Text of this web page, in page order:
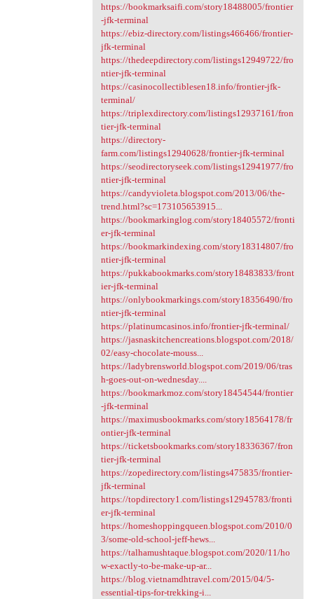
https://bookmarksaifi.com/story18488005/frontier
-jfk-terminal
https://ebiz-directory.com/listings466466/frontier-
jfk-terminal
https://thedeepdirectory.com/listings12949722/fro
ntier-jfk-terminal
https://casinocollectiblesen18.info/frontier-jfk-
terminal/
https://triplexdirectory.com/listings12937161/fron
tier-jfk-terminal
https://directory-
farm.com/listings12940628/frontier-jfk-terminal
https://seodirectoryseek.com/listings12941977/fro
ntier-jfk-terminal
https://candyvioleta.blogspot.com/2013/06/the-
trend.html?sc=173105653915...
https://bookmarkinglog.com/story18405572/fronti
er-jfk-terminal
https://bookmarkindexing.com/story18314807/fro
ntier-jfk-terminal
https://pukkabookmarks.com/story18483833/front
ier-jfk-terminal
https://onlybookmarkings.com/story18356490/fro
ntier-jfk-terminal
https://platinumcasinos.info/frontier-jfk-terminal/
https://jasnaskitchencreations.blogspot.com/2018/
02/easy-chocolate-mouss...
https://ladybrensworld.blogspot.com/2019/06/tras
h-goes-out-on-wednesday....
https://bookmarkmoz.com/story18454544/frontier
-jfk-terminal
https://maximusbookmarks.com/story18564178/fr
ontier-jfk-terminal
https://ticketsbookmarks.com/story18336367/fron
tier-jfk-terminal
https://zopedirectory.com/listings475835/frontier-
jfk-terminal
https://topdirectory1.com/listings12945783/fronti
er-jfk-terminal
https://homeshoppingqueen.blogspot.com/2010/0
3/some-old-school-jeff-hews...
https://talhamushtaque.blogspot.com/2020/11/ho
w-exactly-to-be-make-up-ar...
https://blog.vietnamdhtravel.com/2015/04/5-
essential-tips-for-trekking-i...